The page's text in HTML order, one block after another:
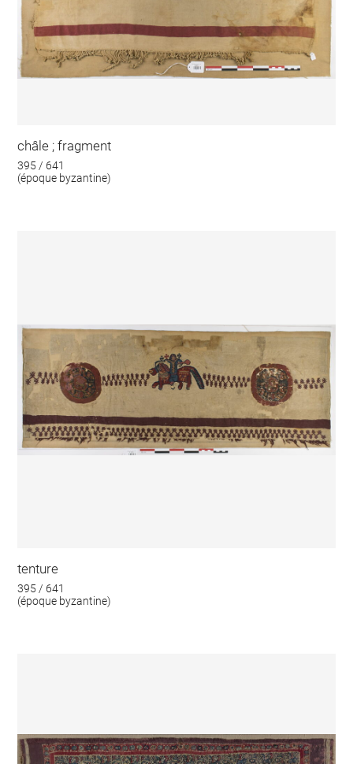
châle ; fragment
395 / 641
(époque byzantine)
tenture
395 / 641
(époque byzantine)